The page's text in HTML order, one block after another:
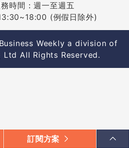
訂閱方案
時間：週一至週五
(例假日除外)
Weekly a division of
Ltd All Rights Reserved.